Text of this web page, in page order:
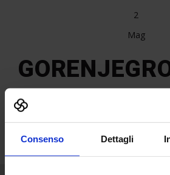
Consenso Dettagli
2
Mag